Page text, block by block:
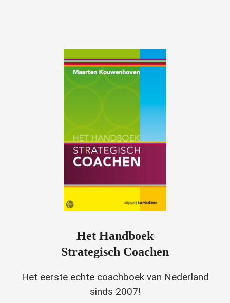
Het Handboek
Strategisch Coachen
Het eerste echte coachboek van Nederland
sinds 2007!